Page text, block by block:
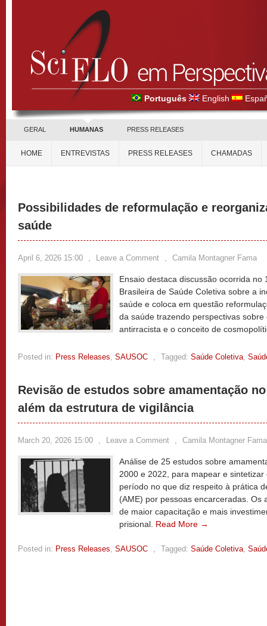
Português English
GERAL HUMANAS PRESS RELEASES
HOME ENTREVISTAS PRESS RELEASES CHAMADAS
Possibilidades de reformulação e
saúde
April 6, 2026 15:00 , Leave a Comment , Camila Montagner Fama
Ensaio destaca discussão ocorrida no
Brasileira de Saúde Coletiva sobre a
saúde e coloca em questão
da saúde trazendo perspectivas
antirracista e o conceito de
Posted in: Press Releases, SAUSOC , Tagged: Saúde Coletiva,
Revisão de estudos sobre amamentação
além da estrutura de vigilância
March 20, 2026 15:00 , Leave a Comment , Camila Montagner Fama
Análise de 25 estudos sobre
2000 e 2022, para mapear e
período no que diz respeito à prática
(AME) por pessoas encarceradas. Os
de maior capacitação e mais
prisional. Read More →
Posted in: Press Releases, SAUSOC , Tagged: Saúde Coletiva,